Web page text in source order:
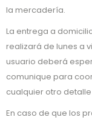
la mercadería.
La entrega a
realizará de lunes a
usuario deberá
comunique para
cualquier otro
En caso de que los